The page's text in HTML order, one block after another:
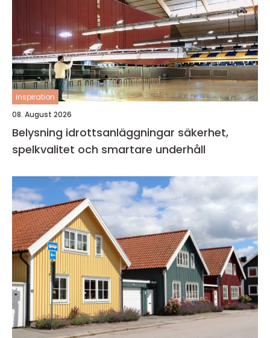
inspiration
08. August 2026
Belysning idrottsanläggningar säkerhet,
spelkvalitet och smartare underhåll